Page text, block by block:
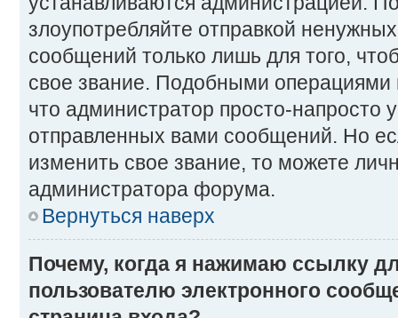
злоупотребляйте отправкой
сообщений только лишь для того,
свое звание. Подобными операциями
что администратор просто-напросто
отправленных вами сообщений. Но
изменить свое звание, то можете
администратора форума.
Вернуться наверх
Почему, когда я нажимаю ссылку
пользователю электронного